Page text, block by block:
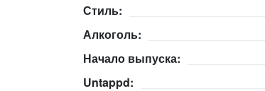
Стиль:
Алкоголь:
Начало выпуска:
Untappd: